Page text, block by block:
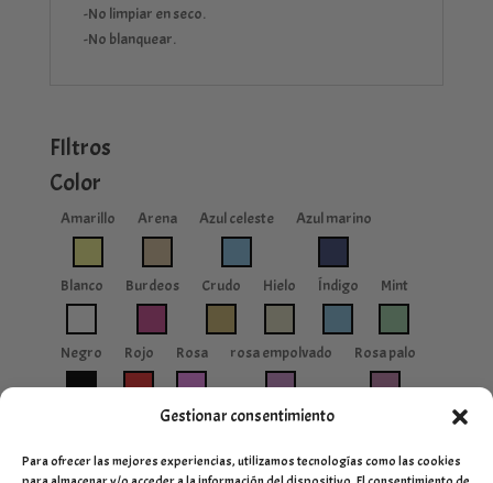
Gestionar consentimiento
Para ofrecer las mejores experiencias, utilizamos tecnologías como las cookies
-No limpiar en seco.
-No blanquear.
FIltros
Color
Amarillo Arena Azul celeste Azul marino
Blanco Burdeos Crudo Hielo Índigo Mint
Negro Rojo Rosa rosa empolvado Rosa palo